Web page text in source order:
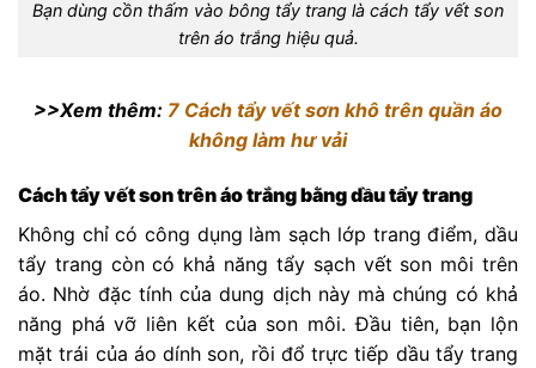
Bạn dùng cồn thấm vào bông tẩy trang là cách tẩy vết son
trên áo trắng hiệu quả.
>>Xem thêm: 7 Cách tẩy vết sơn khô trên quần áo
không làm hư vải
Cách tẩy vết son trên áo trắng bằng dầu tẩy trang
Không chỉ có công dụng làm sạch lớp trang điểm, dầu
tẩy trang còn có khả năng tẩy sạch vết son môi trên
áo. Nhờ đặc tính của dung dịch này mà chúng có khả
năng phá vỡ liên kết của son môi. Đầu tiên, bạn lộn
mặt trái của áo dính son, rồi đổ trực tiếp dầu tẩy trang